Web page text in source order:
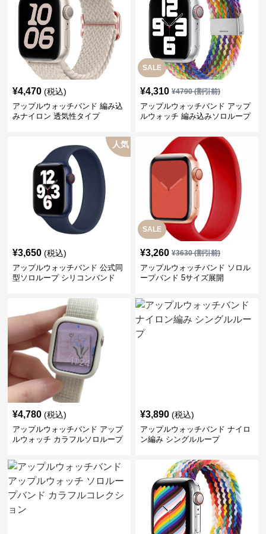
¥4,470 (税込)
アップルウォッチバンド 編み込
みナイロン 透気性タイプ
SALE
¥4,310 ¥4790(割引前)
アップルウォッチバンド アップ
ルウォッチ 編み込みソロループ
人気
¥3,650 (税込)
アップルウォッチバンド 公式同
型ソロループ シリコンバンド
SALE
¥3,260 ¥3630(割引前)
アップルウォッチバンド ソロル
ープバンド 5サイズ展開
¥4,780 (税込)
アップルウォッチバンド アップ
ルウォッチ カラフルソロループ
¥3,890 (税込)
アップルウォッチバンド ナイロ
ン編み シングルループ